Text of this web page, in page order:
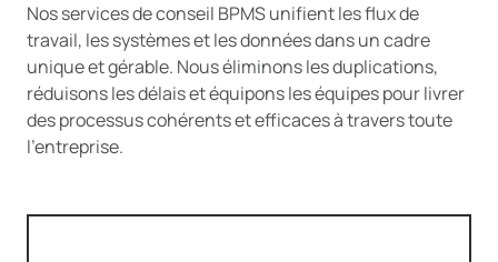
Nos services de conseil BPMS unifient les flux de
travail, les systèmes et les données dans un cadre
unique et gérable. Nous éliminons les duplications,
réduisons les délais et équipons les équipes pour livrer
des processus cohérents et efficaces à travers toute
l’entreprise.